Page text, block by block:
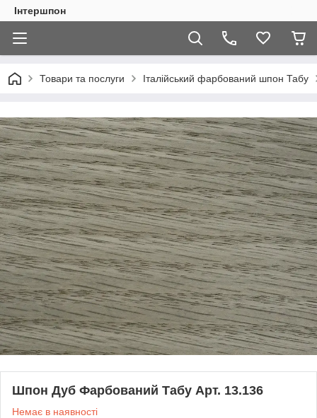
Інтершпон
Товари та послуги Італійський фарбований шпон Табу
Шпон Дуб Фарбований Табу Арт. 13.136
Немає в наявності